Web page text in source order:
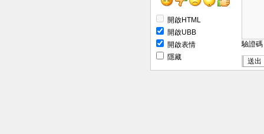
開啟HTML
開啟UBB
開啟表情
隱藏
驗證